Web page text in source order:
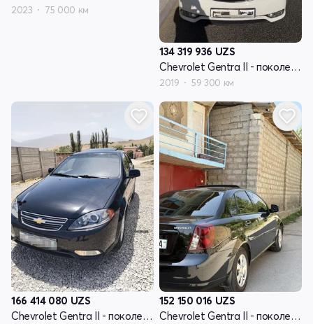
2023 75 000 км
134 319 936 UZS
Chevrolet Gentra II - поколение
2019 59 300 км
166 414 080 UZS
Chevrolet Gentra II - поколение
152 150 016 UZS
Chevrolet Gentra II - поколение